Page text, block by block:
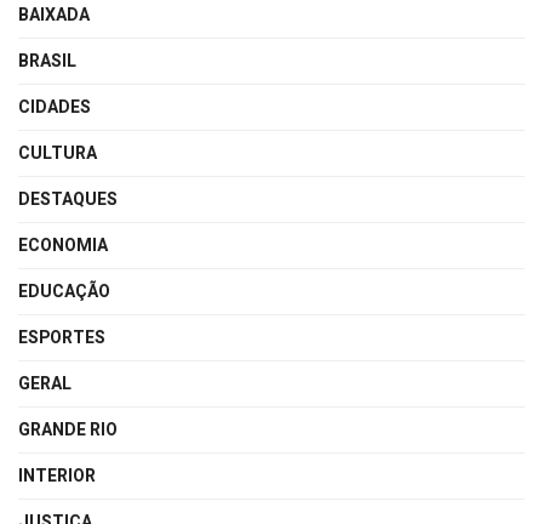
BAIXADA
BRASIL
CIDADES
CULTURA
DESTAQUES
ECONOMIA
EDUCAÇÃO
ESPORTES
GERAL
GRANDE RIO
INTERIOR